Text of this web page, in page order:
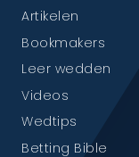
Artikelen
Bookmakers
Leer wedden
Videos
Wedtips
Betting Bible